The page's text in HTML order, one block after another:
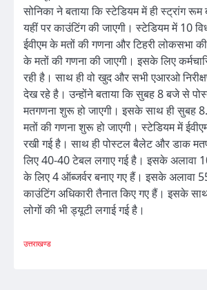
सोनिका ने बताया कि स्टेडियम में ही स्ट्रांग रूम
यहीं पर काउंटिंग की जाएगी। स्टेडियम में 10
ईवीएम के मतों की गणना और टिहरी लोकसभा
के मतों की गणना की जाएगी। इसके लिए
रही है। साथ ही वो खुद और सभी एआरओ
देख रहे है। उन्होंने बताया कि सुबह 8 बजे से
मतगणना शुरू हो जाएगी। इसके साथ ही सुबह
मतों की गणना शुरू हो जाएगी। स्टेडियम में
रखी गई है। साथ ही पोस्टल बैलेट और डाक
लिए 40-40 टेबल लगाए गई है। इसके अलावा
के लिए 4 ऑब्जर्वर बनाए गए हैं। इसके अलावा
काउंटिंग अधिकारी तैनात किए गए हैं। इसके
लोगों की भी ड्यूटी लगाई गई है।
उत्तराखण्ड